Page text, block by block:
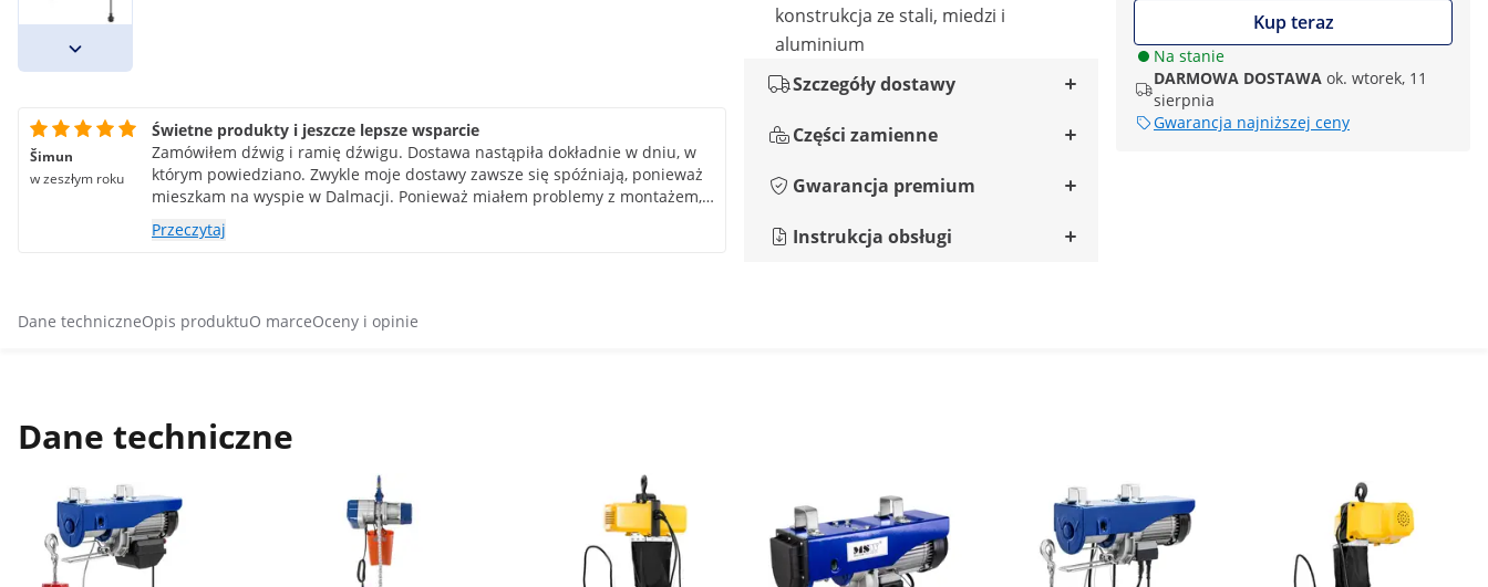
Kup teraz
Na stanie
DARMOWA DOSTAWA ok. wtorek, 11
sierpnia
Gwarancja najniższej ceny
konstrukcja ze stali, miedzi i
aluminium
Szczegóły dostawy
Części zamienne
Gwarancja premium
Instrukcja obsługi
Šimun
w zeszłym roku
Świetne produkty i jeszcze lepsze wsparcie
Zamówiłem dźwig i ramię dźwigu. Dostawa nastąpiła dokładnie w dniu, w
którym powiedziano. Zwykle moje dostawy zawsze się spóźniają, ponieważ
mieszkam na wyspie w Dalmacji. Ponieważ miałem problemy z montażem,
gdyż brakowało szkicu, otrzymałem go e-mailem w formie pdf w bardzo
krótkim czasie. Świetne wsparcie i świetne produkty. Za wszystkie
Przeczytaj
Dane techniczneOpis produktuO marceOceny i opinie
Dane techniczne